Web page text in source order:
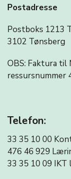
Postadresse
Postboks 1213
3102 Tønsberg
OBS: Faktura til
ressursnummer
Telefon:
33 35 10 00
476 46 929
33 35 10 09 IKT